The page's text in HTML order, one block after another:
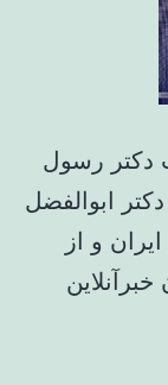
دکتر رسول
ابوالفضل
و از